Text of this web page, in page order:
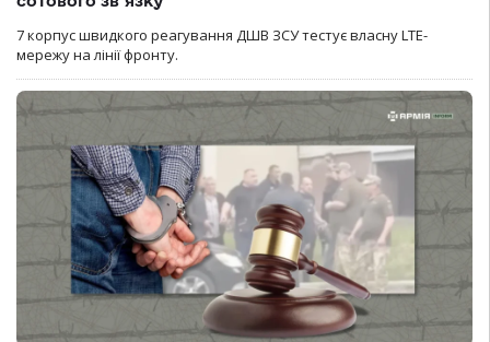
7 корпус швидкого реагування ДШВ ЗСУ тестує власну LTE-
мережу на лінії фронту.